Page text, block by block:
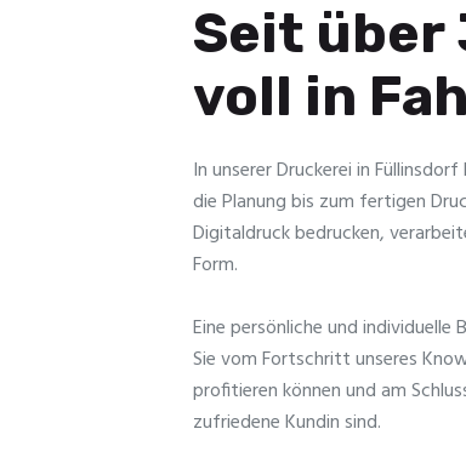
Seit über
voll in
In unserer Druckerei in
die Planung bis zum fertigen
Digitaldruck bedrucken,
Form.
Eine persönliche und
Sie vom Fortschritt unseres
profitieren können und am
zufriedene Kundin sind.